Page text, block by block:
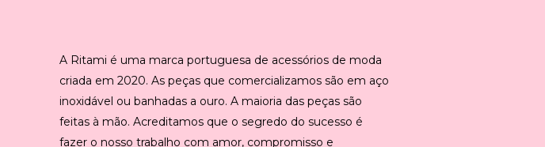
A Ritami é uma marca portuguesa de acessórios de moda
criada em 2020. As peças que comercializamos são em aço
inoxidável ou banhadas a ouro. A maioria das peças são
feitas à mão. Acreditamos que o segredo do sucesso é
fazer o nosso trabalho com amor, compromisso e